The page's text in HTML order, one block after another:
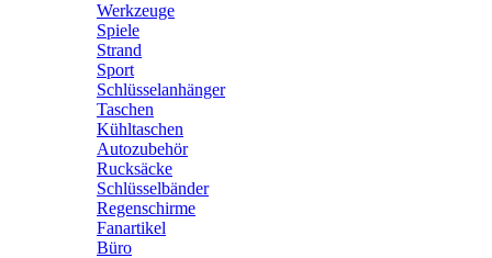
Werkzeuge
Spiele
Strand
Sport
Schlüsselanhänger
Taschen
Kühltaschen
Autozubehör
Rucksäcke
Schlüsselbänder
Regenschirme
Fanartikel
Büro